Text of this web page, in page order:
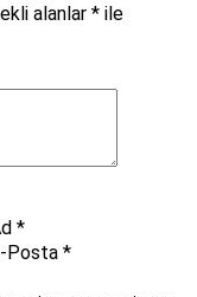
alanlar * ile
*
Posta *